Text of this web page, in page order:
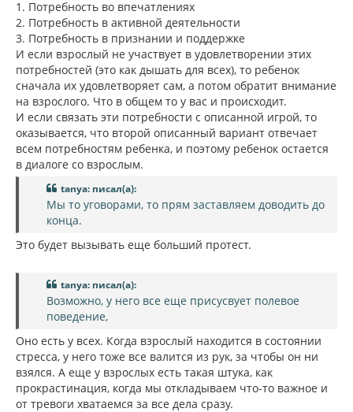
1. Потребность во впечатлениях
2. Потребность в активной деятельности
3. Потребность в признании и поддержке
И если взрослый не участвует в удовлетворении этих
потребностей (это как дышать для всех), то ребенок
сначала их удовлетворяет сам, а потом обратит внимание
на взрослого. Что в общем то у вас и происходит.
И если связать эти потребности с описанной игрой, то
оказывается, что второй описанный вариант отвечает
всем потребностям ребенка, и поэтому ребенок остается
в диалоге со взрослым.
tanya: писал(а):
Мы то уговорами, то прям заставляем доводить до
конца.
Это будет вызывать еще больший протест.
tanya: писал(а):
Возможно, у него все еще присусвует полевое
поведение,
Оно есть у всех. Когда взрослый находится в состоянии
стресса, у него тоже все валится из рук, за чтобы он ни
взялся. А еще у взрослых есть такая штука, как
прокрастинация, когда мы откладываем что-то важное и
от тревоги хватаемся за все дела сразу.